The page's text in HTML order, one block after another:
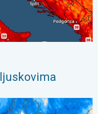
Većinom stabilno. . .